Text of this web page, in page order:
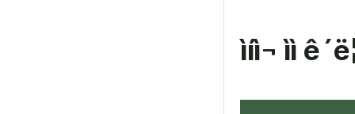
ìíì¬ ìì